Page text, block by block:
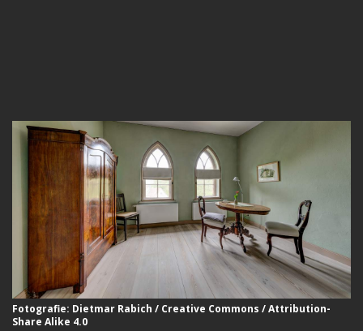
Fotografie: Dietmar Rabich / Creative Commons / Attribution-
Share Alike 4.0